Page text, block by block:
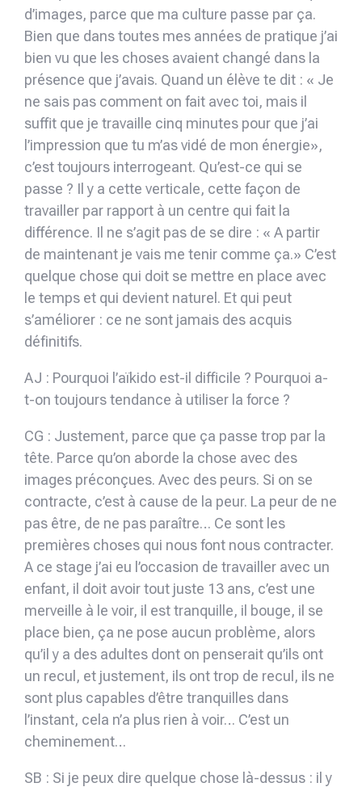
d’images, parce que ma culture passe par ça.
Bien que dans toutes mes années de pratique j’ai
bien vu que les choses avaient changé dans la
présence que j’avais. Quand un élève te dit : « Je
ne sais pas comment on fait avec toi, mais il
suffit que je travaille cinq minutes pour que j’ai
l’impression que tu m’as vidé de mon énergie»,
c’est toujours interrogeant. Qu’est-ce qui se
passe ? Il y a cette verticale, cette façon de
travailler par rapport à un centre qui fait la
différence. Il ne s’agit pas de se dire : « A partir
de maintenant je vais me tenir comme ça.» C’est
quelque chose qui doit se mettre en place avec
le temps et qui devient naturel. Et qui peut
s’améliorer : ce ne sont jamais des acquis
définitifs.
AJ : Pourquoi l’aïkido est-il difficile ? Pourquoi a-
t-on toujours tendance à utiliser la force ?
CG : Justement, parce que ça passe trop par la
tête. Parce qu’on aborde la chose avec des
images préconçues. Avec des peurs. Si on se
contracte, c’est à cause de la peur. La peur de ne
pas être, de ne pas paraître… Ce sont les
premières choses qui nous font nous contracter.
A ce stage j’ai eu l’occasion de travailler avec un
enfant, il doit avoir tout juste 13 ans, c’est une
merveille à le voir, il est tranquille, il bouge, il se
place bien, ça ne pose aucun problème, alors
qu’il y a des adultes dont on penserait qu’ils ont
un recul, et justement, ils ont trop de recul, ils ne
sont plus capables d’être tranquilles dans
l’instant, cela n’a plus rien à voir… C’est un
cheminement…
SB : Si je peux dire quelque chose là-dessus : il y